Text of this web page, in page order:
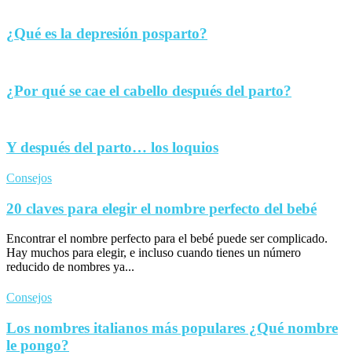
¿Qué es la depresión posparto?
¿Por qué se cae el cabello después del parto?
Y después del parto… los loquios
Consejos
20 claves para elegir el nombre perfecto del bebé
Encontrar el nombre perfecto para el bebé puede ser complicado.
Hay muchos para elegir, e incluso cuando tienes un número
reducido de nombres ya...
Consejos
Los nombres italianos más populares ¿Qué nombre
le pongo?